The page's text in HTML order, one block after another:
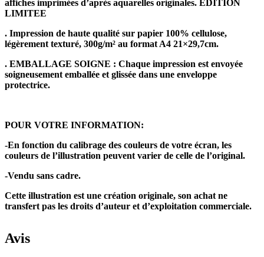
affiches imprimées d’après aquarelles originales. EDITION
LIMITEE
. Impression de haute qualité sur papier 100% cellulose,
légèrement texturé, 300g/m² au format A4 21×29,7cm.
. EMBALLAGE SOIGNE : Chaque impression est envoyée
soigneusement emballée et glissée dans une enveloppe
protectrice.
POUR VOTRE INFORMATION:
-En fonction du calibrage des couleurs de votre écran, les
couleurs de l’illustration peuvent varier de celle de l’original.
-Vendu sans cadre.
Cette illustration est une création originale, son achat ne
transfert pas les droits d’auteur et d’exploitation commerciale.
Avis